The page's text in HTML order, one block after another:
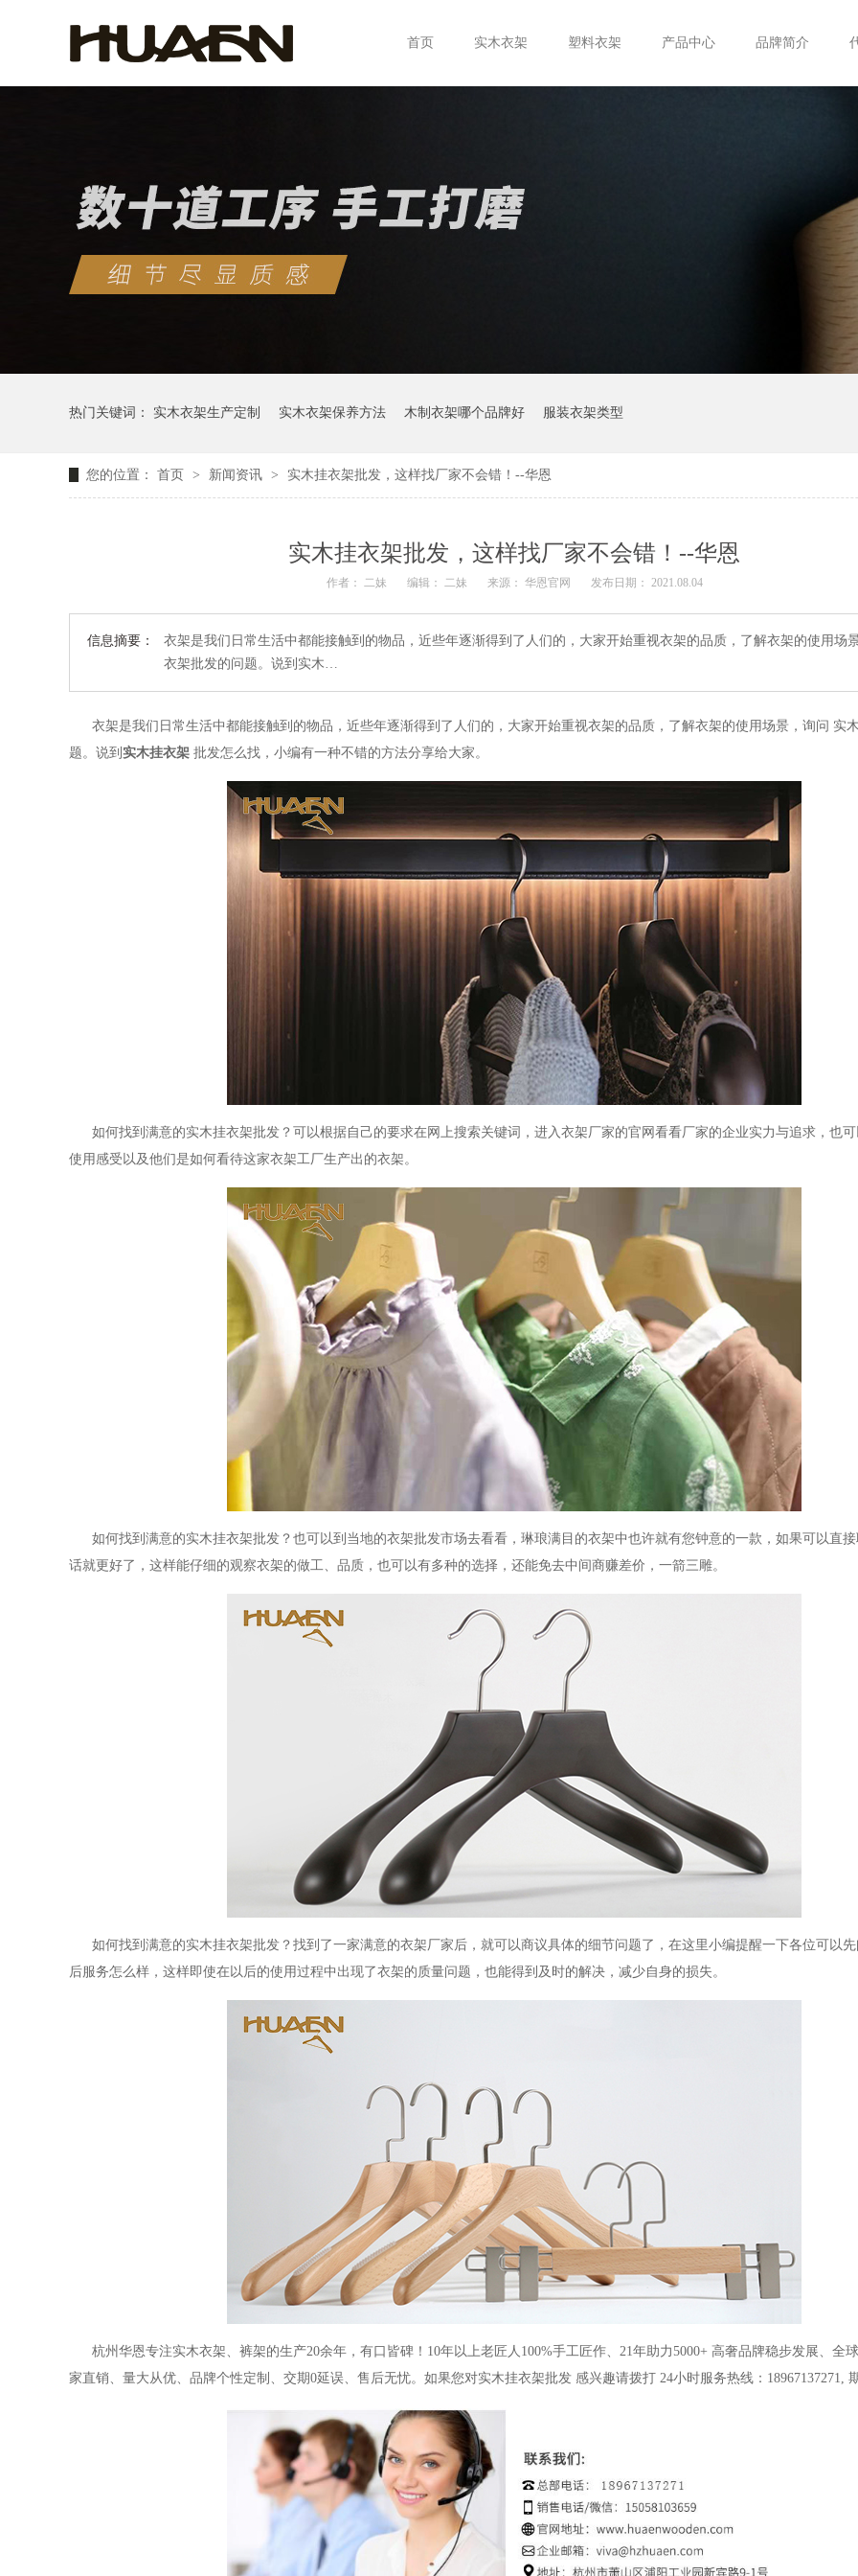
首页 实木衣架 塑料衣架 产品中心 品牌简介
热门关键词： 实木衣架生产定制 实木衣架保养方法 木制衣架哪个品牌好 服装衣架类型
您的位置： 首页 > 新闻资讯 > 实木挂衣架批发，这样找厂家不会错！--华恩
实木挂衣架批发，这样找厂家不会错！--华恩
作者： 二妹 编辑： 二妹 来源： 华恩官网 发布日期： 2021.08.04
信息摘要：
衣架是我们日常生活中都能接触到的物品，近些年逐渐得到了人们的，大家开始重视衣架的品质，了解衣架的使用场
衣架批发的问题。说到实木…
衣架是我们日常生活中都能接触到的物品， 近些年逐渐得到了人们的，大家开始重视衣架的品质，了解衣架的使用场景，询问 实
题。说到 实木挂衣架 批发怎么找，小编有一种不错的方法分享给大家。
如何找到满意的实木挂衣架批发 ？可以根据自己的要求在网上搜索关键词，进入衣架厂家的官网看看厂家的企业实力与追求，也
使用感受以及他们是如何看待这家衣架工厂生产出的衣架。
如何找到满意的实木挂衣架批发 ？也可以到当地的衣架批发市场去看看，琳琅满目的衣架中也许就有您钟意的一款，如果可以直
话就更好了，这样能仔细的观察衣架的做工、品质，也可以有多种的选择，还能免去中间商赚差价，一箭三雕。
如何找到满意的实木挂衣架批发 ？找到了一家满意的衣架厂家后，就可以商议具体的细节问题了，在这里小编提醒一下各位可以
后服务怎么样，这样即使在以后的使用过程中出现了衣架的质量问题，也能得到及时的解决，减少自身的损失。
杭州华恩专注实木衣架、裤架的生产20余年，有口皆碑！10年以上老匠人100%手工匠作、21年助力5000+ 高奢品牌稳步发展、全
家直销、量大从优、品牌个性定制、交期0延误、售后无忧。如果您对实木挂衣架批发 感兴趣请拨打 24小时服务热线： 18967137271,